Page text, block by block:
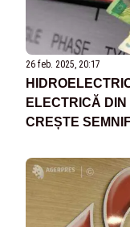
26 feb. 2025, 20:17
ELECTRICĂ
CREȘTE